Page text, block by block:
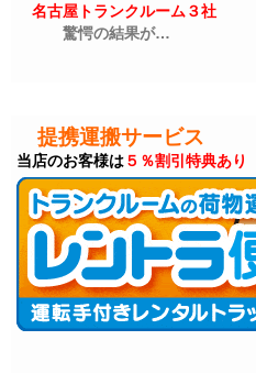
名古屋トランクルーム３社
驚愕の結果が…
提携運搬サービス
当店のお客様は５％割引特典あり